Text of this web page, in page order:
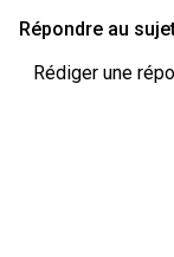
Répondre au